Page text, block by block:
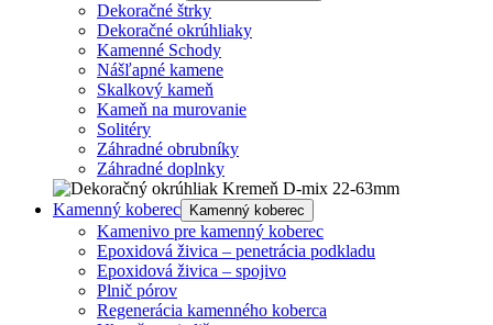
Dekoračné štrky
Dekoračné okrúhliaky
Kamenné Schody
Nášľapné kamene
Skalkový kameň
Kameň na murovanie
Solitéry
Záhradné obrubníky
Záhradné doplnky
Kamenný koberec Kamenný koberec
Kamenivo pre kamenný koberec
Epoxidová živica – penetrácia podkladu
Epoxidová živica – spojivo
Plnič pórov
Regenerácia kamenného koberca